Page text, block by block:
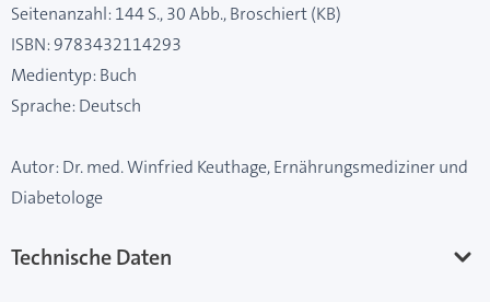
Seitenanzahl: 144 S., 30 Abb., Broschiert (KB)
ISBN: 9783432114293
Medientyp: Buch
Sprache: Deutsch
Autor: Dr. med. Winfried Keuthage, Ernährungsmediziner und
Diabetologe
Technische Daten